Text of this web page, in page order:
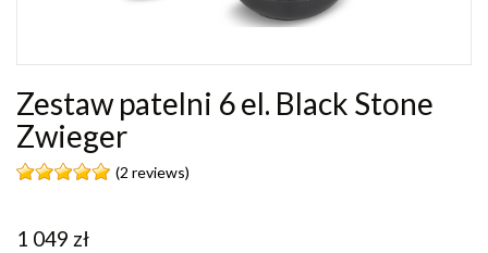
Zestaw patelni 6 el. Black Stone
Zwieger
(2 reviews)
1 049 zł